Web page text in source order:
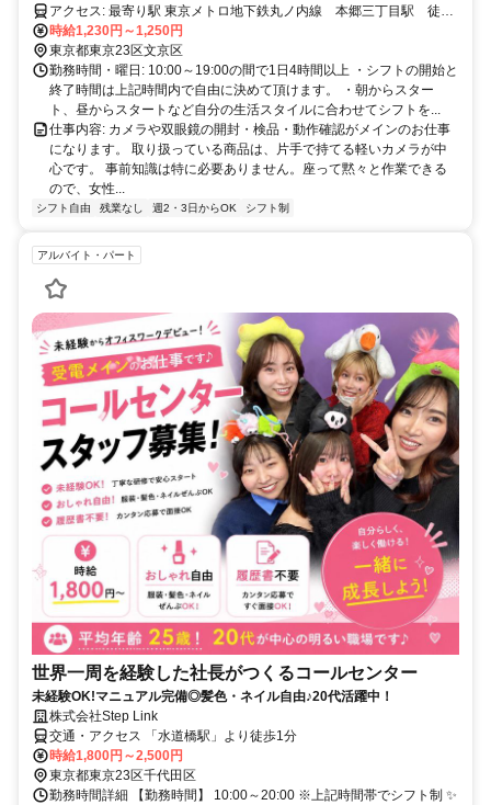
けます・服装髪型自由・学生歓迎
アクセス: 最寄り駅 東京メトロ地下鉄丸ノ内線 本郷三丁目駅 徒歩
3分 東京メトロ地下鉄大江戸線 本郷三丁目駅 徒歩4分 都営三田
線 水道橋駅 徒歩4分 JR中央線・総武線 水道橋駅 徒歩8分 東京
メトロ地下鉄丸ノ内線 御茶ノ水駅 徒歩9分 JR中央線・総武線 御
茶ノ水駅 徒歩10分 東京メトロ南北線 後楽園駅 徒歩11分 周辺大
学からのアクセス 順天堂大学 本郷・お茶の水キャンパス 徒歩9分
東京大学 本郷キャンパス 徒歩10分 東京科学大学 湯島キャンパ
ス 徒歩10分 日本薬科大学 お茶の水キャンパス 徒歩12分 ・徒歩
通勤、自転車通勤歓迎（駐輪スペースございます）
時給1,230円～1,250円
東京都東京23区文京区
勤務時間・曜日: 10:00～19:00の間で1日4時間以上 ・シフトの開始と
終了時間は上記時間内で自由に決めて頂けます。 ・朝からスター
ト、昼からスタートなど自分の生活スタイルに合わせてシフトを...
仕事内容: カメラや双眼鏡の開封・検品・動作確認がメインのお仕事
になります。 取り扱っている商品は、片手で持てる軽いカメラが中
心です。 事前知識は特に必要ありません。座って黙々と作業できる
ので、女性...
シフト自由 残業なし 週2・3日からOK シフト制
アルバイト・パート
世界一周を経験した社長がつくるコールセンター
未経験OK!マニュアル完備◎髪色・ネイル自由♪20代活躍中！
株式会社Step Link
交通・アクセス 「水道橋駅」より徒歩1分
時給1,800円～2,500円
東京都東京23区千代田区
勤務時間詳細 【勤務時間】 10:00～20:00 ※上記時間帯でシフト制 ✨